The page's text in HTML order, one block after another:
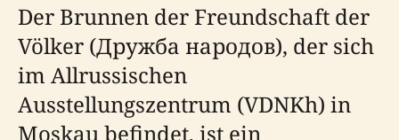
Der Brunnen der Freundschaft der
Völker (Дружба народов), der sich
im Allrussischen
Ausstellungszentrum (VDNKh) in
Moskau befindet, ist ein